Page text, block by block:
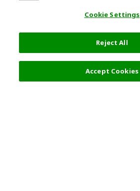
Cookie Settings
Reject All
Accept Cookies